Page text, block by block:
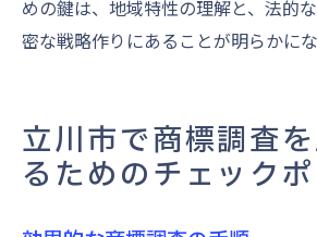
めの鍵は、地域特性の理解と、法的
密な戦略作りにあることが明らかにな
立川市で商標調査
るためのチェック